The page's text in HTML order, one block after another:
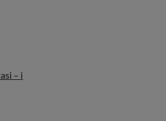
– i